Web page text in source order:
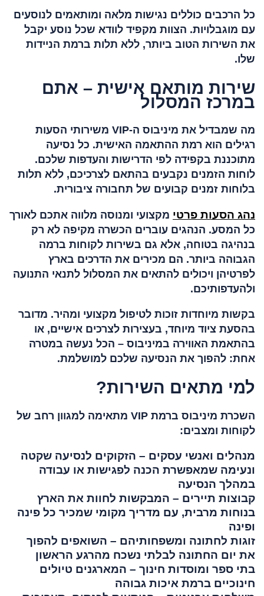
כל הרכבים כוללים נגישות מלאה ומותאמים לנוסעים
עם מוגבלויות. הצוות מקפיד לוודא שכל נוסע יקבל
את השירות הטוב ביותר, ללא תלות ברמת הניידות
שלו.
שירות מותאם אישית – אתם
במרכז המסלול
מה שמבדיל את מיניבוס ה-VIP משירותי הסעות
רגילים הוא רמת ההתאמה האישית. כל נסיעה
מתוכננת בקפידה לפי הדרישות והעדפות שלכם.
לוחות הזמנים נקבעים בהתאם לצרכיכם, ללא תלות
בלוחות זמנים קבועים של תחבורה ציבורית.
נהג הסעות פרטי מקצועי ומנוסה מלווה אתכם לאורך
כל המסע. הנהגים עוברים הכשרה מקיפה לא רק
בנהיגה בטוחה, אלא גם בשירות לקוחות ברמה
הגבוהה ביותר. הם מכירים את הדרכים בארץ
לפרטיהן ויכולים להתאים את המסלול לתנאי התנועה
ולהעדפותיכם.
בקשות מיוחדות זוכות לטיפול מקצועי ומהיר. מדובר
בהסעת ציוד מיוחד, בעצירות לצרכים אישיים, או
בהתאמת האווירה במיניבוס – הכל נעשה במטרה
אחת: להפוך את הנסיעה שלכם למושלמת.
למי מתאים השירות?
השכרת מיניבוס ברמת VIP מתאימה למגוון רחב של
לקוחות ומצבים:
מנהלים ואנשי עסקים – הזקוקים לנסיעה שקטה
ונעימה שמאפשרת הכנה לפגישות או עבודה
במהלך הנסיעה
קבוצות תיירים – המבקשות לחוות את הארץ
בנוחות מרבית, עם מדריך מקומי שמכיר כל פינה
ופינה
זוגות לחתונה ומשפחותיהם – השואפים להפוך
את יום החתונה לבלתי נשכח מהרגע הראשון
בתי ספר ומוסדות חינוך – המארגנים טיולים
חינוכיים ברמת איכות גבוהה